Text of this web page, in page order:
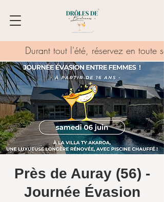
Durant tout l'été, réservez en toute
Près de Auray (56) -
Journée Évasion